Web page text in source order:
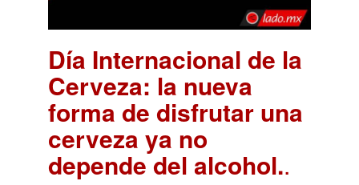
Día Internacional de la
Cerveza: la nueva
forma de disfrutar una
cerveza ya no
depende del alcohol..